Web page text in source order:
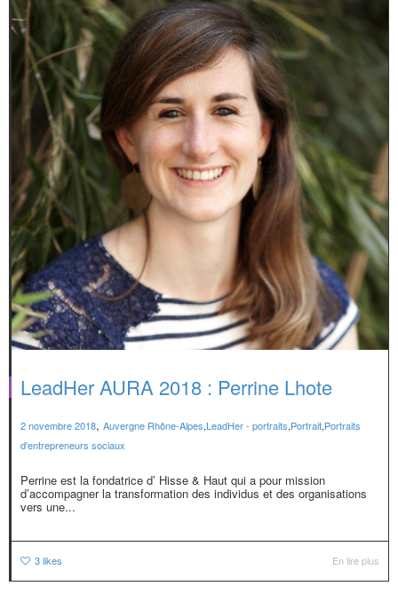
LeadHer AURA 2018 : Perrine Lhote
2 novembre 2018, Auvergne Rhône-Alpes,LeadHer - portraits,Portrait,Portraits
d'entrepreneurs sociaux
Perrine est la fondatrice d’ Hisse & Haut qui a pour mission
d’accompagner la transformation des individus et des organisations
vers une...
3likes En lire plus